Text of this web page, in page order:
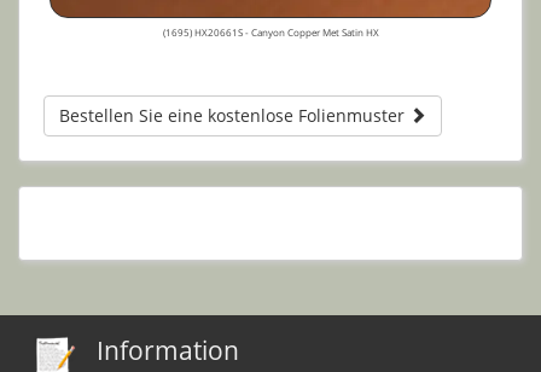
(1695) HX20661S - Canyon Copper Met Satin HX
Bestellen Sie eine kostenlose Folienmuster
Information